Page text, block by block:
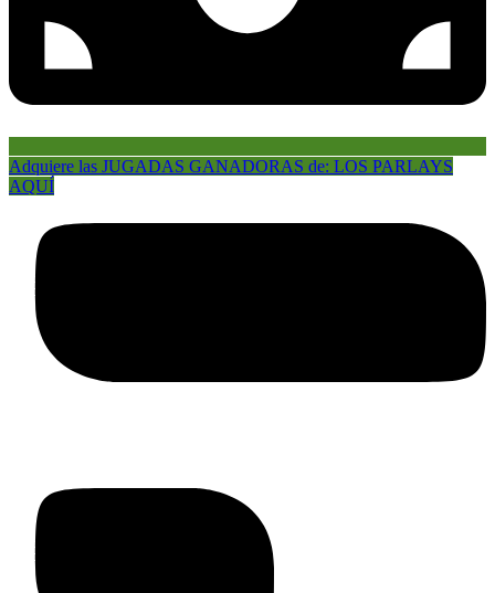
Adquiere las JUGADAS GANADORAS de: LOS PARLAYS
AQUÍ